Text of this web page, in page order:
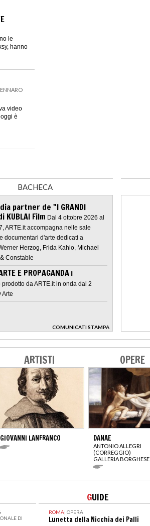
le
hanno
video
è
BACHECA
partner de "I GRANDI
KUBLAI Film Dal 4 ottobre 2026 al
ARTE.it accompagna nelle sale
documentari d'arte dedicati a
Herzog, Frida Kahlo, Michael
Constable
E PROPAGANDA
da ARTE.it in onda dal 2
Arte
COMUNICATI STAMPA
>
ARTISTI
GIOVANNI LANFRANCO
OPERE
DANAE
ANTONIO ALLEGRI
(CORREGGIO)
GALLERIA BORGHESE
DI
GUIDE
ROMA| OPERA
Lunetta della Nicchia dei Palli